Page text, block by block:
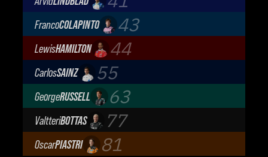
Visa Cash App Racing Bulls
FrancoCOLAPINTO 43
BWT Alpine Formula One Team
LewisHAMILTON 44
Scuderia Ferrari
CarlosSAINZ 55
Atlassian Williams F1 Team
GeorgeRUSSELL 63
Mercedes-AMG Petronas F1 Team
ValtteriBOTTAS 77
Cadillac Formula 1 Team
OscarPIASTRI 81